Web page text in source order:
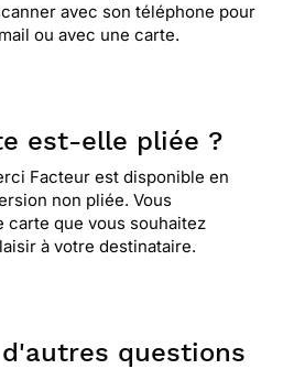
avec son téléphone pour
ou avec une carte.
est-elle pliée ?
Facteur est disponible en
non pliée. Vous
carte que vous souhaitez
à votre destinataire.
d'autres questions